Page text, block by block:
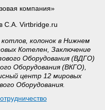
компания»
С.А. Virtbridge.ru
колонок в Нижнем
Котелен, Заключение
Оборудования (ВДГО)
Оборудования (ВКГО),
центр 12 мировых
Оборудования.